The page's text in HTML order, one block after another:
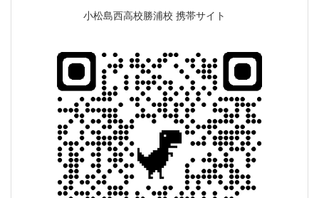
小松島西高校勝浦校 携帯サイト